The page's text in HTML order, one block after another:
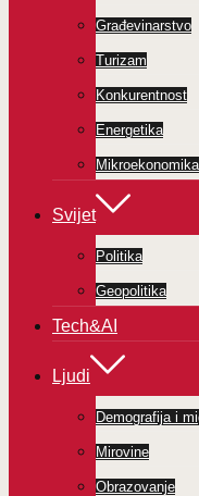
Građevinarstvo
Turizam
Konkurentnost
Energetika
Mikroekonomika
Svijet
Politika
Geopolitika
Tech&AI
Ljudi
Demografija i
Mirovine
Obrazovanje